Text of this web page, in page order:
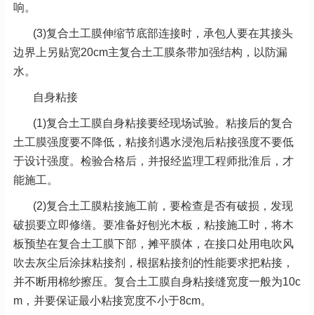
响。
(3)复合土工膜伸缩节底部连接时，承包人要在其接头
边界上另贴宽20cm主复合土工膜条带加强结构，以防漏
水。
自身粘接
(1)复合土工膜自身粘接要经现场试验。粘接后的复合
土工膜强度要不降低，粘接剂遇水浸泡后粘接强度不要低
于设计强度。检验合格后，并报经监理工程师批淮后，才
能施工。
(2)复合土工膜粘接施工前，要检查是否有破损，发现
破损要立即修缮。要准备好刨光木板，粘接施工时，将木
板预垫在复合土工膜下部，摊平膜体，在接口处用电吹风
吹去灰尘后涂抹粘接剂，根据粘接剂的性能要求把粘接，
并不断用棉纱擦压。复合土工膜自身粘接缝宽度一般为10c
m，并要保证最小粘接宽度不小于8cm。